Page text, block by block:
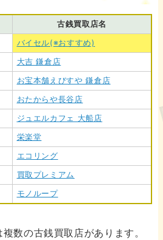
古銭買取店名
バイセル(※おすすめ)
大吉 鎌倉店
お宝本舗えびすや 鎌倉店
おたからや長谷店
ジュエルカフェ 大船店
栄楽堂
エコリング
買取プレミアム
モノループ
数の古銭買取店があります。